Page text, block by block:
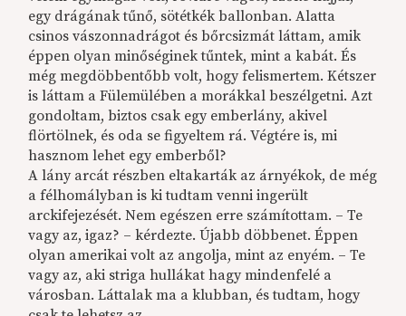
egy drágának tűnő, sötétkék ballonban. Alatta
csinos vászonnadrágot és bőrcsizmát láttam, amik
éppen olyan minőséginek tűntek, mint a kabát. És
még megdöbbentőbb volt, hogy felismertem. Kétszer
is láttam a Fülemülében a morákkal beszélgetni. Azt
gondoltam, biztos csak egy emberlány, akivel
flörtölnek, és oda se figyeltem rá. Végtére is, mi
hasznom lehet egy emberből?
A lány arcát részben eltakarták az árnyékok, de még
a félhomályban is ki tudtam venni ingerült
arckifejezését. Nem egészen erre számítottam. – Te
vagy az, igaz? – kérdezte. Újabb döbbenet. Éppen
olyan amerikai volt az angolja, mint az enyém. – Te
vagy az, aki striga hullákat hagy mindenfelé a
városban. Láttalak ma a klubban, és tudtam, hogy